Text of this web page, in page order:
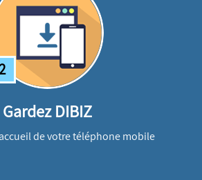
Gardez DIBIZ
de votre téléphone mobile